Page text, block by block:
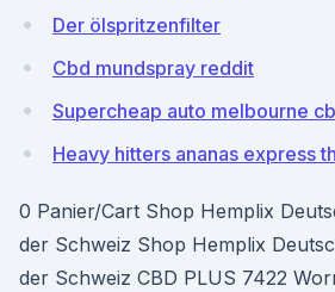
Der ölspritzenfilter
Cbd mundspray reddit
Supercheap auto melbourne
Heavy hitters ananas express
0 Panier/Cart Shop Hemplix
der Schweiz Shop Hemplix
der Schweiz CBD PLUS 7422